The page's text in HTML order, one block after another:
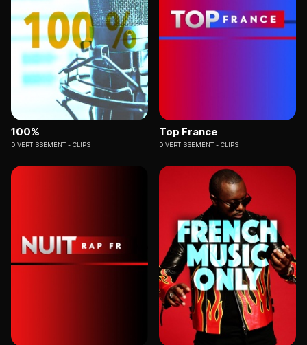
100%
DIVERTISSEMENT CLIPS
Top France
DIVERTISSEMENT CLIPS